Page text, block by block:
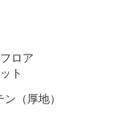
ロア
ト
（厚地）